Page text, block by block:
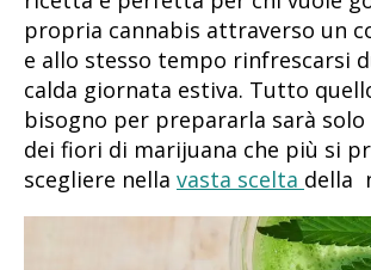
propria cannabis attraverso un
e allo stesso tempo rinfrescarsi
calda giornata estiva. Tutto
bisogno per prepararla sarà
dei fiori di marijuana che più si
scegliere nella vasta scelta della